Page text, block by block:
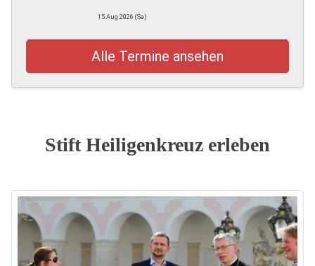
15.Aug.2026 (Sa)
Alle Termine ansehen
Stift Heiligenkreuz erleben